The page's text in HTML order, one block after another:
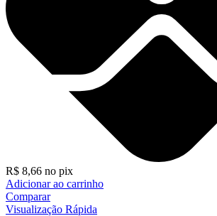
R$ 8,66 no pix
Adicionar ao carrinho
Comparar
Visualização Rápida